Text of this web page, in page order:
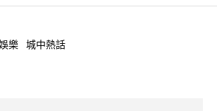
樂 城中熱話